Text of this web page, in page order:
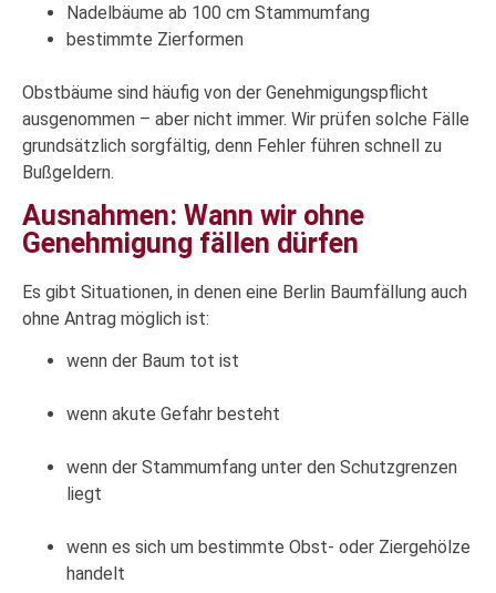
Nadelbäume ab 100 cm Stammumfang
bestimmte Zierformen
Obstbäume sind häufig von der Genehmigungspflicht
ausgenommen – aber nicht immer. Wir prüfen solche Fälle
grundsätzlich sorgfältig, denn Fehler führen schnell zu
Bußgeldern.
Ausnahmen: Wann wir ohne
Genehmigung fällen dürfen
Es gibt Situationen, in denen eine Berlin Baumfällung auch
ohne Antrag möglich ist:
wenn der Baum tot ist
wenn akute Gefahr besteht
wenn der Stammumfang unter den Schutzgrenzen
liegt
wenn es sich um bestimmte Obst- oder Ziergehölze
handelt